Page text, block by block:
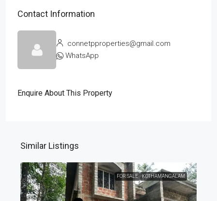
Contact Information
connetpproperties@gmail.com
WhatsApp
Enquire About This Property
Similar Listings
FOR SALE KOTHAMANGALAM